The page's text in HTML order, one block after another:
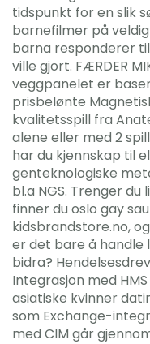
tidspunkt for en slik
barnefilmer på
barna responderer
ville gjort. FÆRDER
veggpanelet er
prisbelønte
kvalitetsspill fra
alene eller med 2
har du kjennskap til
genteknologiske
bl.a NGS. Trenger
finner du oslo gay
kidsbrandstore.no,
er det bare å handle
bidra?
Integrasjon med
asiatiske kvinner
som Exchange-
med CIM går